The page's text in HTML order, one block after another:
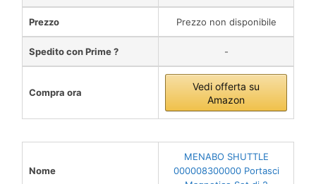
Prezzo Prezzo non disponibile
Spedito con Prime ? -
Compra ora
Vedi offerta su
Amazon
Nome
MENABO SHUTTLE
000008300000 Portasci